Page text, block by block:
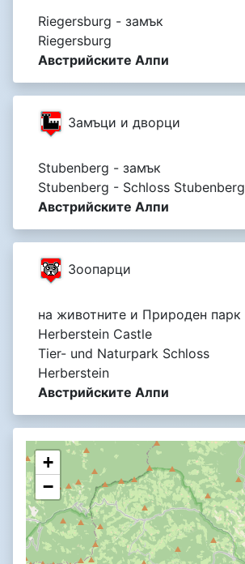
Riegersburg - замък
Riegersburg
Австрийските Алпи
Замъци и дворци
Stubenberg - замък
Stubenberg - Schloss Stubenberg
Австрийските Алпи
Зоопарци
на животните и Природен парк
Herberstein Castle
Tier- und Naturpark Schloss
Herberstein
Австрийските Алпи
+
−